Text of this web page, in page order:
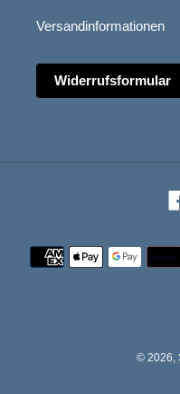
Versandinformationen
Widerrufsformular
© 2026,